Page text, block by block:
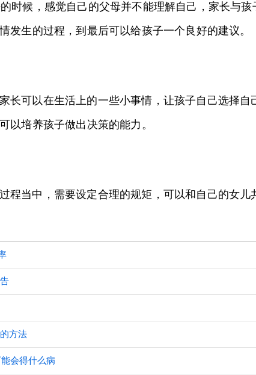
时候，感觉自己的父母并不能理解自己，家长与
发生的过程，到最后可以给孩子一个良好的建议。
长可以在生活上的一些小事情，让孩子自己选择
以培养孩子做出决策的能力。
程当中，需要设定合理的规矩，可以和自己的女
方法
会得什么病